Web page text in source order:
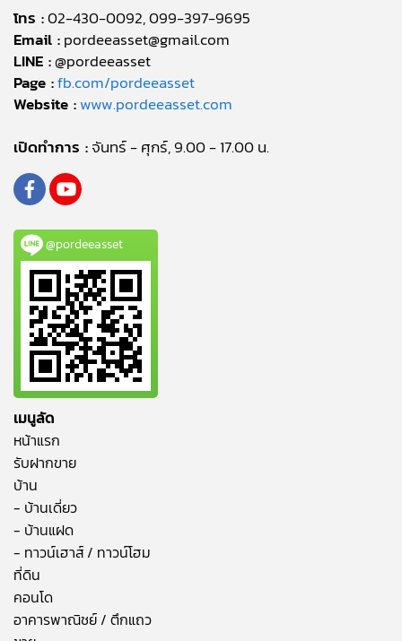
โทร :02-430-0092, 099-397-9695
Email :pordeeasset@gmail.com
LINE :@pordeeasset
Page :fb.com/pordeeasset
Website :www.pordeeasset.com
เปิดทำการ :จันทร์ - ศุกร์, 9.00 - 17.00 น.
@pordeeasset
เมนูลัด
หน้าแรก
รับฝากขาย
บ้าน
- บ้านเดี่ยว
- บ้านแฝด
- ทาวน์เฮาส์ / ทาวน์โฮม
ที่ดิน
คอนโด
อาคารพาณิชย์ / ตึกแถว